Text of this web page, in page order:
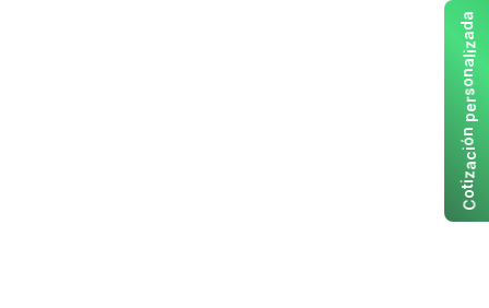
C
o
t
i
z
a
c
i
ó
n
p
e
r
s
o
n
a
l
i
z
a
d
a